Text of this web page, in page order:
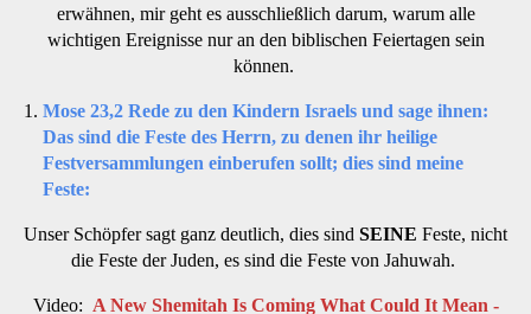
erwähnen, mir geht es ausschließlich darum, warum alle
wichtigen Ereignisse nur an den biblischen Feiertagen sein
können.
Mose 23,2 Rede zu den Kindern Israels und sage ihnen:
Das sind die Feste des Herrn, zu denen ihr heilige
Festversammlungen einberufen sollt; dies sind meine
Feste:
Unser Schöpfer sagt ganz deutlich, dies sind SEINE Feste, nicht
die Feste der Juden, es sind die Feste von Jahuwah.
Video: A New Shemitah Is Coming What Could It Mean -